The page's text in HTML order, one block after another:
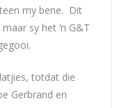
my bene. Dit
sy het ‘n G&T
totdat die
Gerbrand en